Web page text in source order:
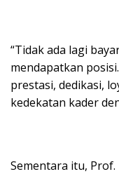
“Tidak ada lagi
mendapatkan
prestasi, dedikasi,
kedekatan kader
Sementara itu, Prof.